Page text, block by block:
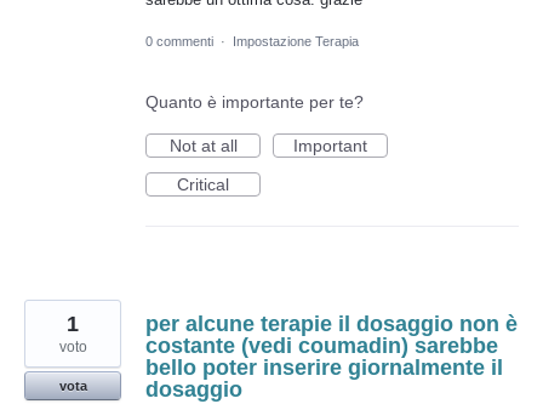
0 commenti · Impostazione Terapia
Quanto è importante per te?
Not at all
Important
Critical
per alcune terapie il dosaggio non è
costante (vedi coumadin) sarebbe
bello poter inserire giornalmente il
dosaggio
1
voto
vota